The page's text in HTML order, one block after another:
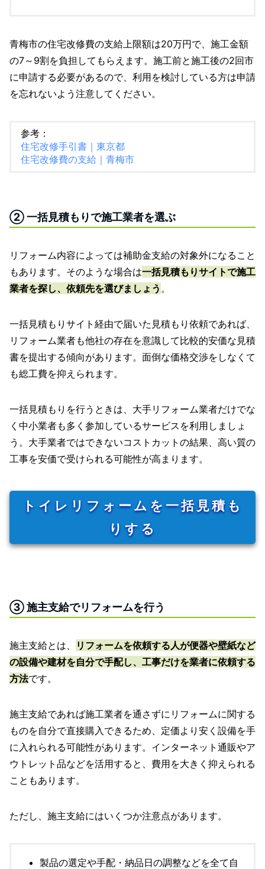
青梅市の住宅改修費の支給上限額は20万円で、施工金額
の7～9割を負担してもらえます。施工前と施工後の2回市
に申請する必要があるので、利用を検討している方は申請
を忘れないよう注意してください。
参考：
住宅改修手引書｜東京都
住宅改修費の支給｜青梅市
② 一括見積もりで施工業者を選ぶ
リフォーム内容によっては補助金支給の対象外になること
もあります。そのような場合は一括見積もりサイトで施工
業者を探し、依頼先を選びましょう 。
一括見積もりサイト経由で届いた見積もり依頼であれば、
リフォーム業者も他社の存在を意識して比較的安価な見積
書を提出する傾向があります。面倒な価格交渉をしなくて
も総工費を抑えられます。
一括見積もりを行うときは、大手リフォーム業者だけでな
く中小業者も多く参加しているサービスを利用しましょ
う。大手業者ではできないコストカットの結果、高い質の
工事を安価で受けられる可能性が高まります。
トイレリフォームを一括見積も
りする
③ 施主支給でリフォームを行う
施主支給とは、
リフォームを依頼する人が便器や壁紙など
の設備や建材を自分で手配し、工事だけを業者に依頼する
方法です。
施主支給であれば施工業者を通さずにリフォームに関する
ものを自分で直接購入できるため、定価より安く設備を手
に入れられる可能性があります。インターネット通販やア
ウトレット品などを活用すると、費用を大きく抑えられる
こともあります。
ただし、施主支給にはいくつか注意点があります。
製品の選定や手配・納品日の調整などを全て自